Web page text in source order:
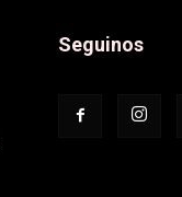
Seguinos